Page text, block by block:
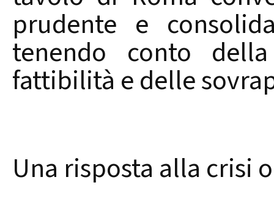
prudente e
tenendo conto
fattibilità e delle
Una risposta alla crisi